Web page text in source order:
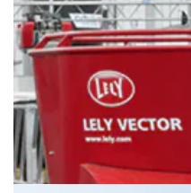
La collaboration
ingénieurs d’ajouter des
lors...
Lire la suite
TENDANCES TECH